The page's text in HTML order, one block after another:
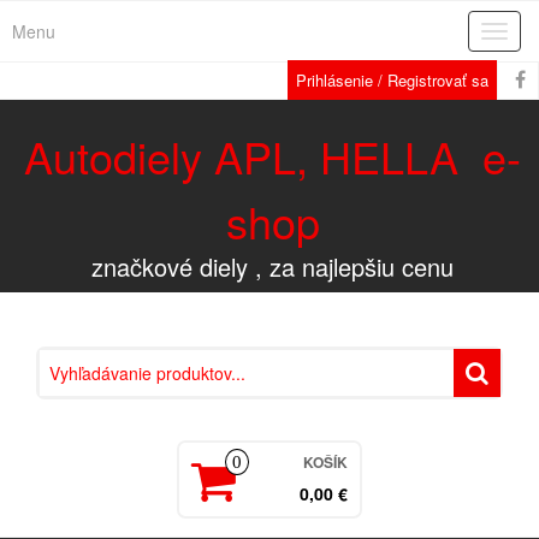
Menu
Prihlásenie / Registrovať sa
Autodiely APL, HELLA e-
shop
značkové diely , za najlepšiu cenu
0 KOŠÍK
0,00 €